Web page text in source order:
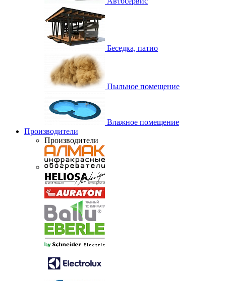
Беседка, патио
Пыльное помещение
Влажное помещение
Производители
Производители